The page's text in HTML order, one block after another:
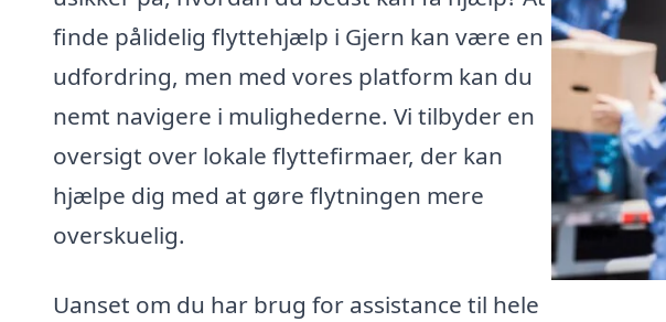
finde pålidelig flyttehjælp i Gjern kan være en
udfordring, men med vores platform kan du
nemt navigere i mulighederne. Vi tilbyder en
oversigt over lokale flyttefirmaer, der kan
hjælpe dig med at gøre flytningen mere
overskuelig.
Uanset om du har brug for assistance til hele